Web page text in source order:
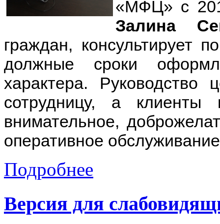
«МФЦ» с
Залина
граждан, консультирует
должные сроки
характера. Руководство
сотрудницу, а
внимательное,
оперативное
Подробнее
Версия для